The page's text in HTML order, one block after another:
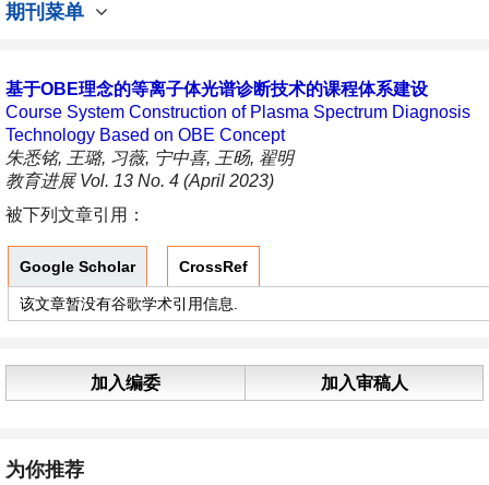
期刊菜单
基于OBE理念的等离子体光谱诊断技术的课程体系建设
Course System Construction of Plasma Spectrum Diagnosis
Technology Based on OBE Concept
朱悉铭, 王璐, 习薇, 宁中喜, 王旸, 翟明
教育进展 Vol. 13 No. 4 (April 2023)
被下列文章引用：
Google Scholar CrossRef
该文章暂没有谷歌学术引用信息.
加入编委 加入审稿人
为你推荐